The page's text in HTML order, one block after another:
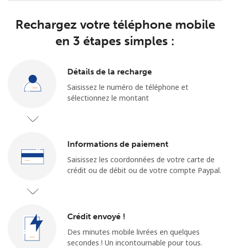
8 caractères minimum
Un numéro
Rechargez votre téléphone mobile
en 3 étapes simples :
Détails de la recharge
Saisissez le numéro de téléphone et
sélectionnez le montant
Informations de paiement
Saisissez les coordonnées de votre carte de
crédit ou de débit ou de votre compte Paypal.
Crédit envoyé !
Des minutes mobile livrées en quelques
secondes ! Un incontournable pour tous.